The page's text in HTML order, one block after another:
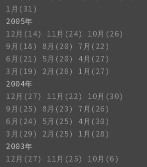
1月(31)
2005年
12月(14)
11月(24)
10月(26)
9月(18)
8月(20)
7月(22)
6月(21)
5月(20)
4月(27)
3月(19)
2月(26)
1月(27)
2004年
12月(27)
11月(22)
10月(30)
9月(25)
8月(23)
7月(26)
6月(24)
5月(25)
4月(30)
3月(29)
2月(25)
1月(28)
2003年
12月(27)
11月(25)
10月(6)